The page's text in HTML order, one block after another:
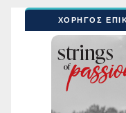
ΧΟΡΗΓΟΣ